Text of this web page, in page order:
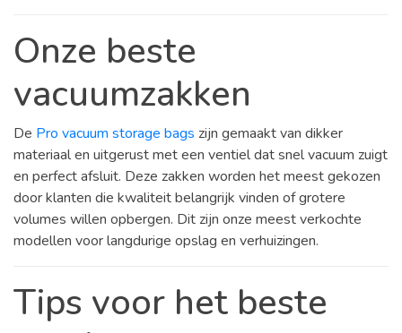
Onze beste
vacuumzakken
De Pro vacuum storage bags zijn gemaakt van dikker
materiaal en uitgerust met een ventiel dat snel vacuum zuigt
en perfect afsluit. Deze zakken worden het meest gekozen
door klanten die kwaliteit belangrijk vinden of grotere
volumes willen opbergen. Dit zijn onze meest verkochte
modellen voor langdurige opslag en verhuizingen.
Tips voor het beste